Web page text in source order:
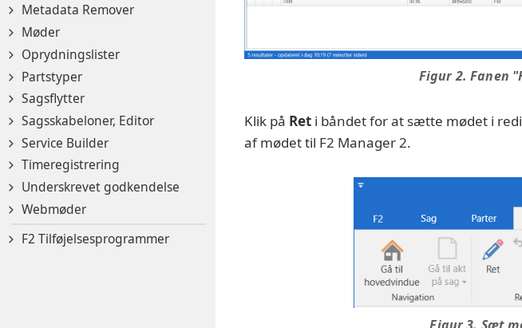
Metadata Remover
Møder
Oprydningslister
Partstyper
Sagsflytter
Sagsskabeloner, Editor
Service Builder
Timeregistrering
Underskrevet godkendelse
Webmøder
F2 Tilføjelsesprogrammer
Figur 2. Fanen
Klik på Ret i båndet for at sætte mødet i
af mødet til F2 Manager 2.